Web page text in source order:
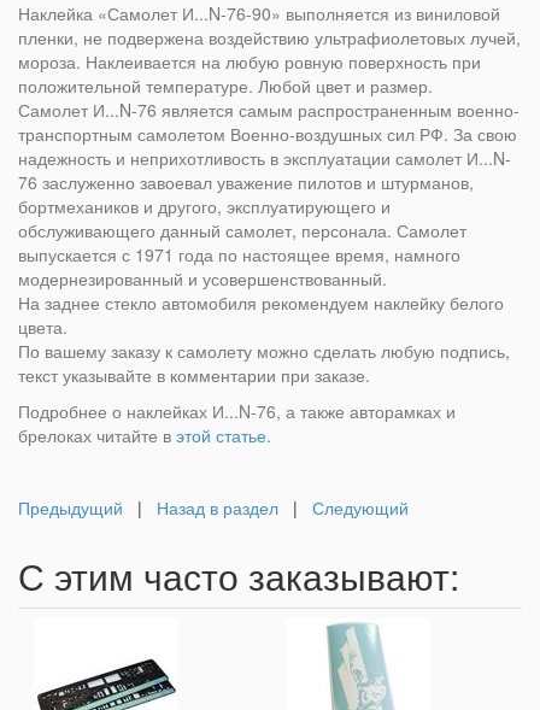
Наклейка «Самолет И...N-76-90» выполняется из виниловой
пленки, не подвержена воздействию ультрафиолетовых лучей,
мороза. Наклеивается на любую ровную поверхность при
положительной температуре. Любой цвет и размер.
Самолет И...N-76 является самым распространенным военно-
транспортным самолетом Военно-воздушных сил РФ. За свою
надежность и неприхотливость в эксплуатации самолет И...N-
76 заслуженно завоевал уважение пилотов и штурманов,
бортмехаников и другого, эксплуатирующего и
обслуживающего данный самолет, персонала. Самолет
выпускается с 1971 года по настоящее время, намного
модернезированный и усовершенствованный.
На заднее стекло автомобиля рекомендуем наклейку белого
цвета.
По вашему заказу к самолету можно сделать любую подпись,
текст указывайте в комментарии при заказе.
Подробнее о наклейках И...N-76, а также авторамках и
брелоках читайте в этой статье.
Предыдущий | Назад в раздел | Следующий
С этим часто заказывают: